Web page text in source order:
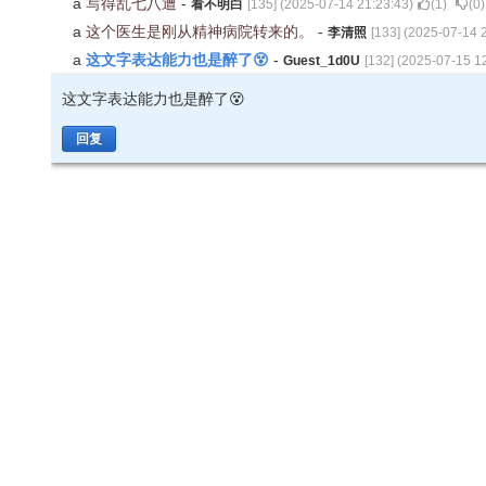
看不明白 [135] (2025-07-14 21:23:43) (1) (0)
a 这个医生是刚从精神病院转来的。 - 李清照 [133] (2025-07-14
a 这文字表达能力也是醉了😵 - Guest_1d0U [132] (2025-07-15
这文字表达能力也是醉了😵
回复